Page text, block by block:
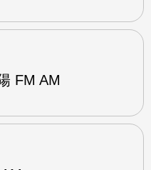
FM AM